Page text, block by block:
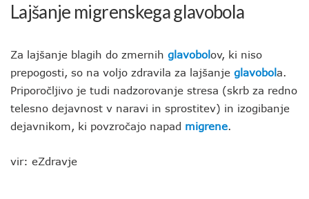
Lajšanje migrenskega glavobola
Za lajšanje blagih do zmernih glavobol ov, ki niso
prepogosti, so na voljo zdravila za lajšanje glavobol a.
Priporočljivo je tudi nadzorovanje stresa (skrb za redno
telesno dejavnost v naravi in sprostitev) in izogibanje
dejavnikom, ki povzročajo napad migrene.
vir: eZdravje